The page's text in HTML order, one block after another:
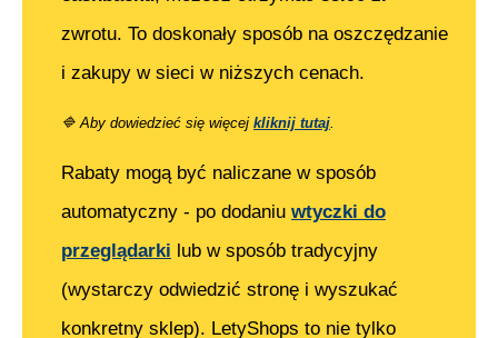
zwrotu. To doskonały sposób na oszczędzanie
i zakupy w sieci w niższych cenach.
🔷 Aby dowiedzieć się więcej kliknij tutaj.
Rabaty mogą być naliczane w sposób
automatyczny - po dodaniu wtyczki do
przeglądarki lub w sposób tradycyjny
(wystarczy odwiedzić stronę i wyszukać
konkretny sklep). LetyShops to nie tylko